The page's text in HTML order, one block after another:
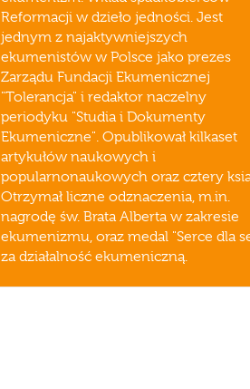
Reformacji w dzieło jedności. Jest
jednym z najaktywniejszych
ekumenistów w Polsce jako prezes
Zarządu Fundacji Ekumenicznej
"Tolerancja" i redaktor naczelny
periodyku "Studia i Dokumenty
Ekumeniczne". Opublikował kilkaset
artykułów naukowych i
popularnonaukowych oraz cztery
Otrzymał liczne odznaczenia, m.in.
nagrodę św. Brata Alberta w zakresie
ekumenizmu, oraz medal "Serce dla
za działalność ekumeniczną.